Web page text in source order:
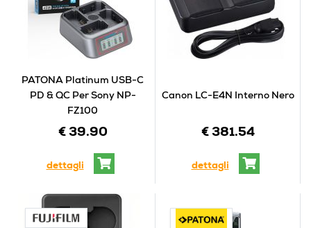
ricarica ottimale per batterie specifiche di ogni brand, come
Canon, Nikon, Sony, Fujifilm o Panasonic, mentre i
caricabatterie universali offrono una soluzione versatile per chi
possiede più fotocamere o dispositivi. Le versioni più moderne
protezione da sovratensione e funzioni di spegnimento
automatico per preservare la vita utile delle batterie.
I caricatori per fotocamere digitali possono essere da rete, da
auto o USB, offrendo flessibilità di utilizzo in qualsiasi
fotografi in viaggio, mentre i caricabatterie doppi o multipli
permettono di alimentare simultaneamente due o più batterie,
Tra i caricabatterie per macchine fotografiche rientrano
PATONA Platinum USB-C
PD & QC Per Sony NP-
FZ100
€ 39.90
dettagli
Canon LC-E4N Interno Nero
€ 381.54
dettagli